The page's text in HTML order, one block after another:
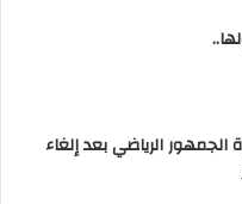
الجمهور الرياضي بعد إلغاء